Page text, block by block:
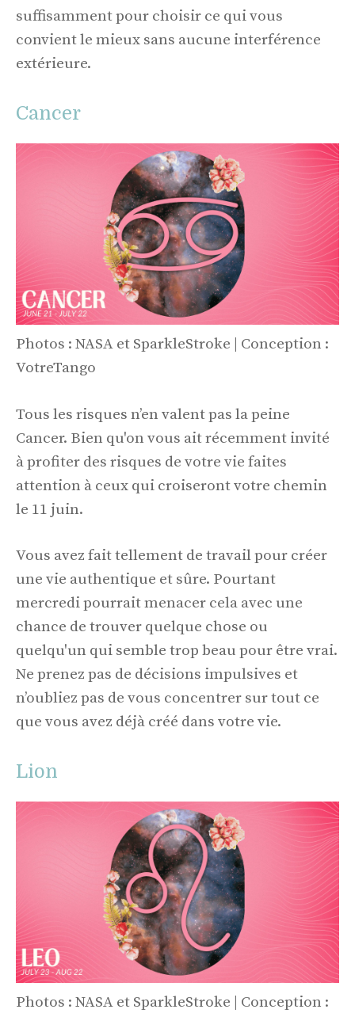
suffisamment pour choisir ce qui vous
convient le mieux sans aucune interférence
extérieure.
Cancer
Photos : NASA et SparkleStroke | Conception :
VotreTango
Tous les risques n’en valent pas la peine
Cancer. Bien qu'on vous ait récemment invité
à profiter des risques de votre vie faites
attention à ceux qui croiseront votre chemin
le 11 juin.
Vous avez fait tellement de travail pour créer
une vie authentique et sûre. Pourtant
mercredi pourrait menacer cela avec une
chance de trouver quelque chose ou
quelqu'un qui semble trop beau pour être vrai.
Ne prenez pas de décisions impulsives et
n’oubliez pas de vous concentrer sur tout ce
que vous avez déjà créé dans votre vie.
Lion
Photos : NASA et SparkleStroke | Conception :